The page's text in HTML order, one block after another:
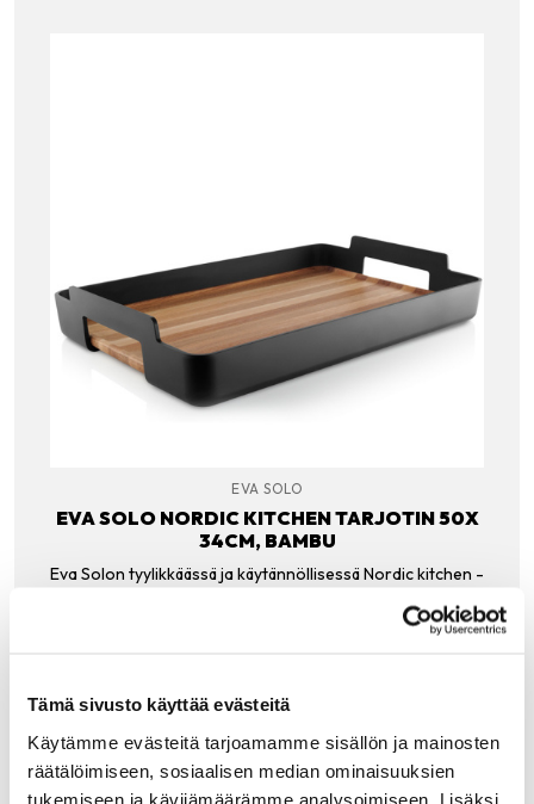
Tämä sivusto käyttää evästeitä
Käytämme evästeitä tarjoamamme sisällön ja mainosten
räätälöimiseen, sosiaalisen median ominaisuuksien
tukemiseen ja kävijämäärämme analysoimiseen. Lisäksi
EVA SOLO
EVA SOLO NORDIC KITCHEN TARJOTIN 50X
34CM, BAMBU
Eva Solon tyylikkäässä ja käytännöllisessä Nordic kitchen -
mattamustan ja lämminsävyisen bambun yhdistelmä. Vie
iltapala telkkarin ääreen, aamiainen sänkyyn tai
101.00
LISÄÄ OSTOSKORIIN